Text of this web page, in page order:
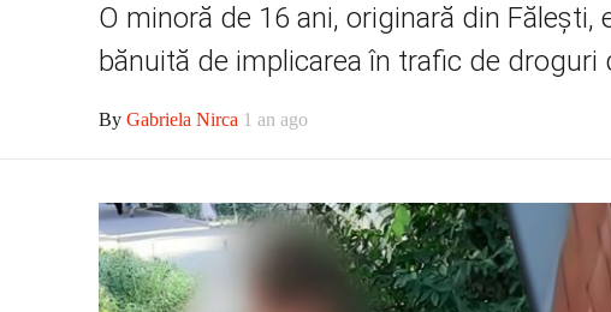
Follow us on
O minoră de 16 ani, originară din
bănuită de implicarea în trafic de droguri
By Gabriela Nirca 1 an ago